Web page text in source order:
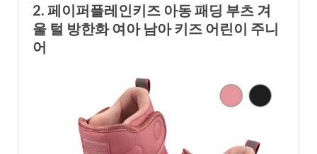
2. 페이퍼플레인키즈 아동 패딩 부츠 겨
울 털 방한화 여아 남아 키즈 어린이 주니
어